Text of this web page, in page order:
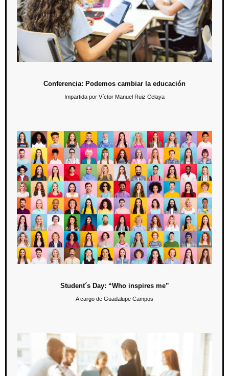
enfoques y soluciones para abordar los desafíos existentes en la
educación y así, provocar un cambio positivo.
Conferencia: Podemos cambiar la educación
Impartida por Víctor Manuel Ruiz Celaya
Student´s Day: “Who inspires me”
22 de mayo / 10:00 hrs.
Con motivo del festejo del Día del estudiante, los alumnos de
licenciaturas de sistema escolarizado realizarán un juego de roles en
el que interpreten al personaje que los inspira para alcanzar sus
metas y ser mejores estudiantes.
Student´s Day: “Who inspires me”
A cargo de Guadalupe Campos
Conferencia: How to Prepare for IELTS Academic
Exam?